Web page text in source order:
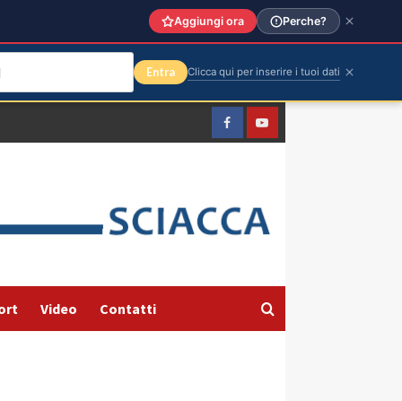
FacebookYountube
Video Contatti
Aggiungi ora Perche?
Entra Clicca qui per inserire i tuoi dati